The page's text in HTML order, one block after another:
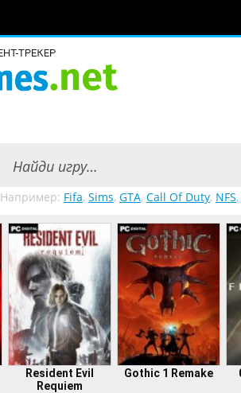
Например: Fifa, Sims, GTA, Call Of Duty, NFS,
Resident Evil
Requiem
Gothic 1 Remake